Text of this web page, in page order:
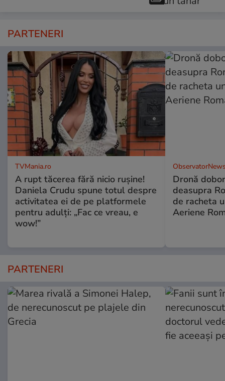
PARTENERI
TVMania.ro
A rupt tăcerea fără nicio rușine!
Daniela Crudu spune totul despre
activitatea ei de pe platformele
pentru adulți: „Fac ce vreau, e
wow!”
Dronă
deasupra
de racheta
Aeriene
PARTENERI